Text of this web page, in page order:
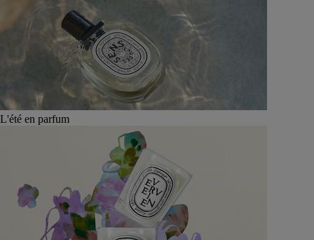
L'été en parfum